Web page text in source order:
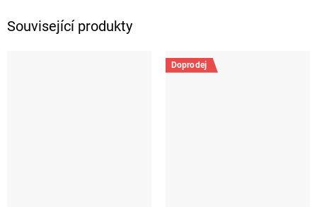
Související produkty
Doprodej